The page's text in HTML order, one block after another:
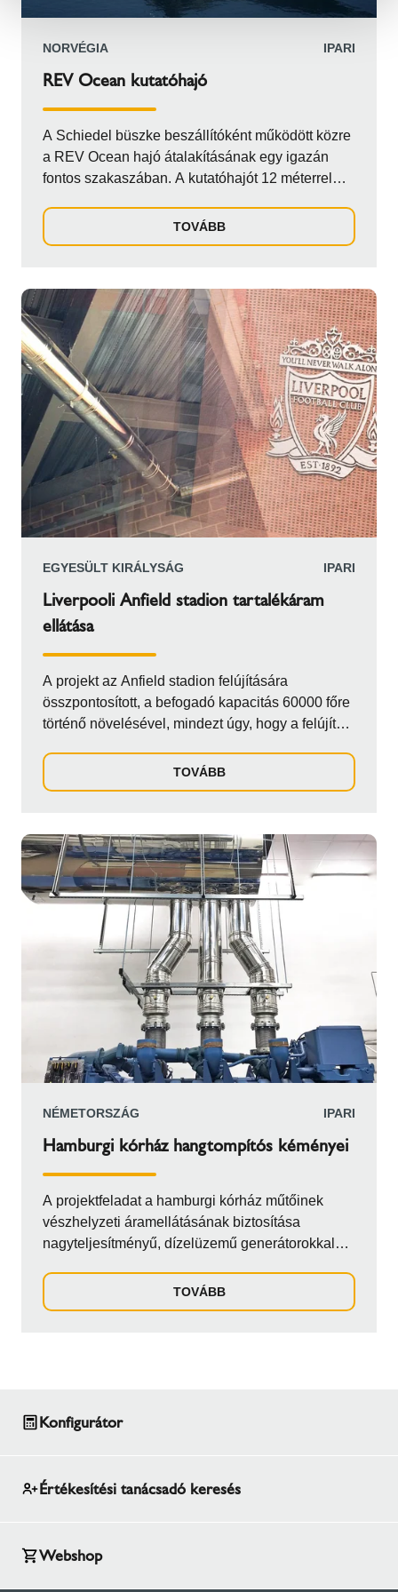
NORVÉGIA IPARI
REV Ocean kutatóhajó
A Schiedel büszke beszállítóként működött közre
a REV Ocean hajó átalakításának egy igazán
fontos szakaszában. A kutatóhajót 12 méterrel
esett át. Ezt a projektet a Vard hajógyárral szoros
együttműködésben zajlott, és azután vált
szembesült. A kutatóhajó korábbi instabilitási
problémái veszélyeztették a komplexebb kutatási
műveletek végrehajtását. A Schiedelt a hajó nagy
teljesítményű generátoraihoz szükséges,
komplett kipufogórendszer megtervezésével és
szállításával bízták meg. Küldetésünk nem
pusztán az alkatrészek cseréje volt, hanem egy
alapvető és biztonságos megoldás szállítása,
amely végre lehetővé teszi, hogy ez a
világszínvonalú kutató- és expedíciós hajó
megfeleljen szigorú teljesítmény- és szerkezeti
követelményeinek – és elérje a lehető
legmegfelelőbb tengerállóságot.
TOVÁBB
EGYESÜLT KIRÁLYSÁG IPARI
Liverpooli Anfield stadion tartalékáram
ellátása
A projekt az Anfield stadion felújítására
összpontosított, a befogadó kapacitás 60000 főre
történő növelésével, mindezt úgy, hogy a felújítás
modernizáció részeként egy 700 kVA-es,
akusztikus burkolattal ellátott generátort
5000 füstgázrendszert. Ez a típus kiváló
minőségű, duplafalú, rozsdamentes acél
megoldás, hőszigeteléssel, amelyet úgy
terveztek, hogy ellenálljon a nagy nyomásnak az
új infrastruktúrában.
TOVÁBB
NÉMETORSZÁG IPARI
Hamburgi kórház hangtompítós kéményei
A projektfeladat a hamburgi kórház műtőinek
vészhelyzeti áramellátásának biztosítása
nagyteljesítményű, dízelüzemű generátorokkal
megszakítás nélkül folytatni lehessen a kórházi
feladatokat. A generátorokhoz méretezett
TOVÁBB
Konfigurátor
Értékesítési tanácsadó keresés
Webshop